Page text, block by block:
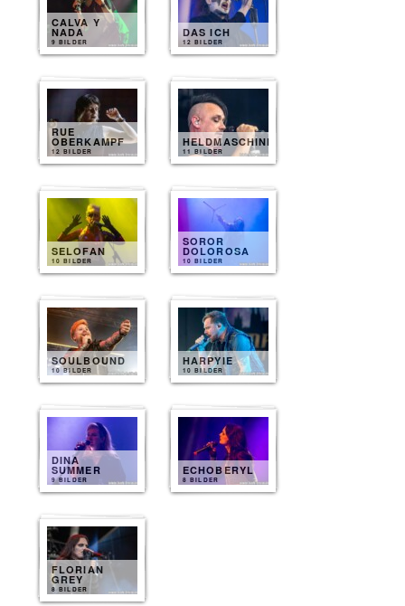
CALVA Y
NADA
9 BILDER
DAS ICH
12 BILDER
RUE
OBERKAMPF
12 BILDER
HELDMASCHINE
11 BILDER
SELOFAN
10 BILDER
SOROR
DOLOROSA
10 BILDER
SOULBOUND
10 BILDER
HARPYIE
10 BILDER
DINA
SUMMER
9 BILDER
ECHOBERYL
8 BILDER
FLORIAN
GREY
8 BILDER